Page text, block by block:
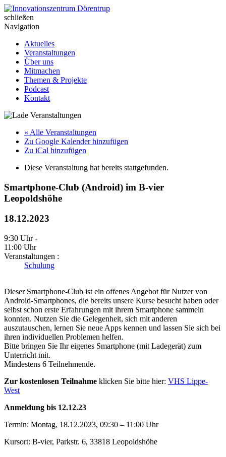
Skip
to
content
Innovationszentrum Dörentrup
schließen
Navigation
Aktuelles
Veranstaltungen
Über uns
Mitmachen
Themen & Projekte
Podcast
Kontakt
« Alle Veranstaltungen
Zu Google Kalender hinzufügen
Zu iCal hinzufügen
Diese Veranstaltung hat bereits stattgefunden.
Smartphone-Club (Android) im B-vier
Leopoldshöhe
18.12.2023
9:30 Uhr -
11:00 Uhr
Veranstaltungen :
Schulung
Dieser Smartphone-Club ist ein offenes Angebot für Nutzer von
Android-Smartphones, die bereits unsere Kurse besucht haben oder
selbst schon erste Erfahrungen mit ihrem Smartphone sammeln
konnten. Nutzen Sie die Gelegenheit, sich mit anderen
auszutauschen, lernen Sie neue Apps kennen und lassen Sie sich bei
ihren individuellen Problemen helfen.
Bitte bringen Sie Ihr eigenes Smartphone (mit Ladegerät) zum
Unterricht mit.
Mindestens 6 Teilnehmende.
Zur kostenlosen Teilnahme klicken Sie bitte hier: VHS Lippe-
West
Anmeldung bis 12.12.23
Termin: Montag, 18.12.2023, 09:30 – 11:00 Uhr
Kursort: B-vier, Parkstr. 6, 33818 Leopoldshöhe